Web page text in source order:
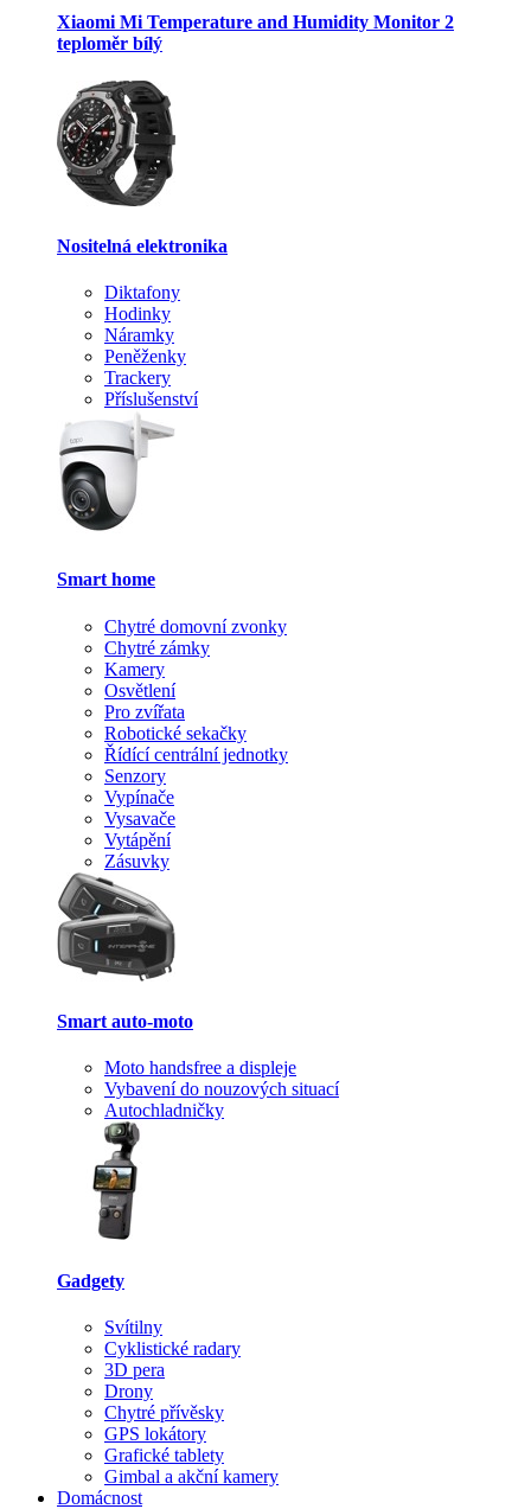
Xiaomi Mi Temperature and Humidity Monitor 2
teploměr bílý
Nositelná elektronika
Diktafony
Hodinky
Náramky
Peněženky
Trackery
Příslušenství
Smart home
Chytré domovní zvonky
Chytré zámky
Kamery
Osvětlení
Pro zvířata
Robotické sekačky
Řídící centrální jednotky
Senzory
Vypínače
Vysavače
Vytápění
Zásuvky
Smart auto-moto
Moto handsfree a displeje
Vybavení do nouzových situací
Autochladničky
Gadgety
Svítilny
Cyklistické radary
3D pera
Drony
Chytré přívěsky
GPS lokátory
Grafické tablety
Gimbal a akční kamery
Domácnost